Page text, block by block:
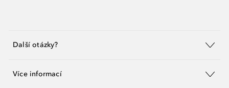
Další otázky?
Více informací